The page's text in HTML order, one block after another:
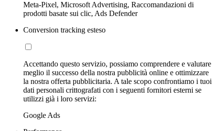
Meta-Pixel, Microsoft Advertising, Raccomandazioni di
prodotti basate sui clic, Ads Defender
Conversion tracking esteso
Accettando questo servizio, possiamo comprendere e valutare
meglio il successo della nostra pubblicità online e ottimizzare
la nostra offerta pubblicitaria. A tale scopo confrontiamo i tuoi
dati personali crittografati con i seguenti fornitori esterni se
utilizzi già i loro servizi:
Google Ads